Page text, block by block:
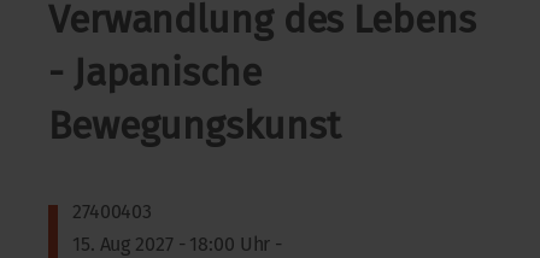
Verwandlung des Lebens
- Japanische
Bewegungskunst
27400403
15. Aug 2027 - 18:00 Uhr -